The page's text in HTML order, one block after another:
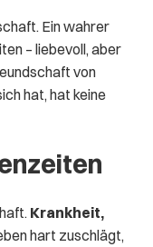
Ein wahrer
– liebevoll, aber
von
hat, hat keine
Krankheit,
hart zuschlägt,